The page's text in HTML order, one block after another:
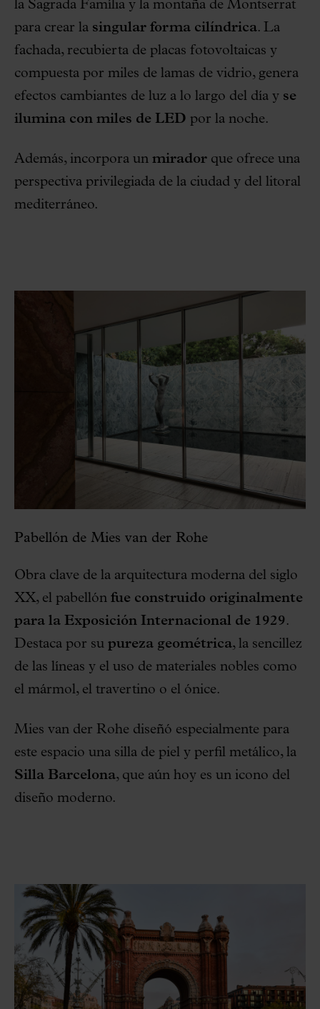
la Sagrada Família y la montaña de Montserrat
para crear la singular forma cilíndrica. La
fachada, recubierta de placas fotovoltaicas y
compuesta por miles de lamas de vidrio, genera
efectos cambiantes de luz a lo largo del día y se
ilumina con miles de LED por la noche.
Además, incorpora un mirador que ofrece una
perspectiva privilegiada de la ciudad y del litoral
mediterráneo.
Pabellón de Mies van der Rohe
Obra clave de la arquitectura moderna del siglo
XX, el pabellón fue construido originalmente
para la Exposición Internacional de 1929.
Destaca por su pureza geométrica, la sencillez
de las líneas y el uso de materiales nobles como
el mármol, el travertino o el ónice.
Mies van der Rohe diseñó especialmente para
este espacio una silla de piel y perfil metálico, la
Silla Barcelona, que aún hoy es un icono del
diseño moderno.